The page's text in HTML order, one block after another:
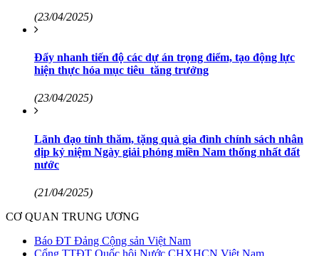
(23/04/2025)
Đẩy nhanh tiến độ các dự án trọng điểm, tạo động lực
hiện thực hóa mục tiêu tăng trưởng
(23/04/2025)
Lãnh đạo tỉnh thăm, tặng quà gia đình chính sách nhân
dịp kỷ niệm Ngày giải phóng miền Nam thống nhất đất
nước
(21/04/2025)
CƠ QUAN TRUNG ƯƠNG
Báo ĐT Đảng Cộng sản Việt Nam
Cổng TTĐT Quốc hội Nước CHXHCN Việt Nam